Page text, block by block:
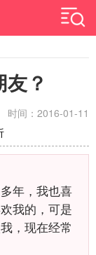
？
时间：2016-01-11
年，我也喜
我的，可是
，现在经常